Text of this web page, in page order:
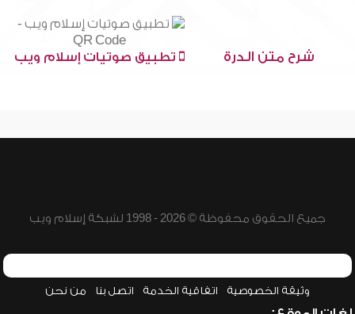
شرح متن الدرة تطبيق صوتيات إسلام ويب
جميع الحقوق محفوظة © 2026 - 1998 لشبكة إسلام ويب
وثيقة الخصوصية اتفاقية الخدمة اتصل بنا من نحن